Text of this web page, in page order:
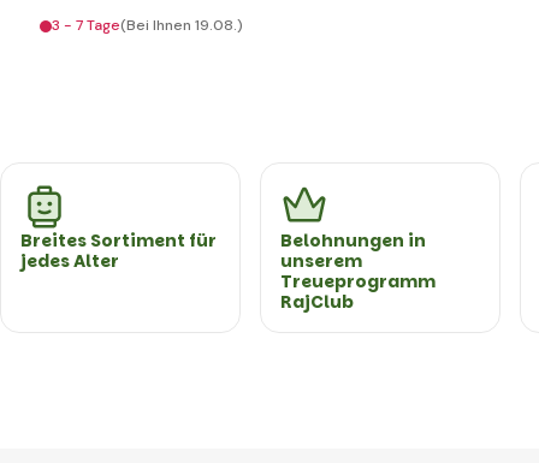
3 - 7 Tage(Bei Ihnen 19.08.)
Breites Sortiment für
jedes Alter
Belohnungen in
unserem
Treueprogramm
RajClub